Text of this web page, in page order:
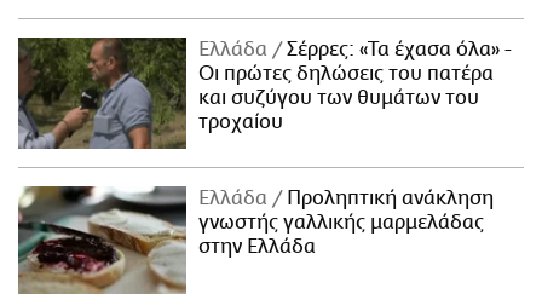
Ελλάδα
Σέρρες: «Τα έχασα όλα» -
Οι πρώτες δηλώσεις του πατέρα
και συζύγου των θυμάτων του
τροχαίου
Ελλάδα
Προληπτική ανάκληση
γνωστής γαλλικής μαρμελάδας
στην Ελλάδα